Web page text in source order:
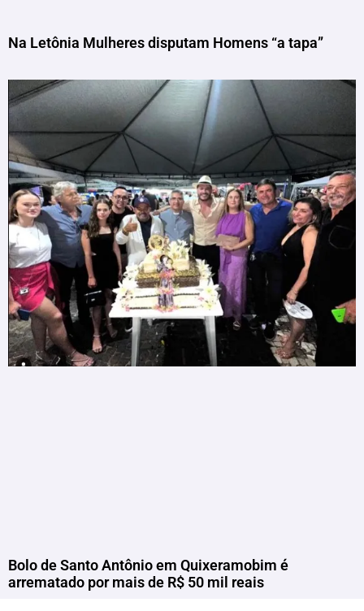
Na Letônia Mulheres disputam Homens “a tapa”
Bolo de Santo Antônio em Quixeramobim é
arrematado por mais de R$ 50 mil reais